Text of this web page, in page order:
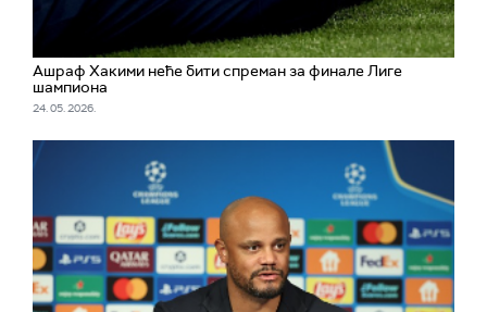
Ашраф Хакими неће бити спреман за финале Лиге
шампиона
24. 05. 2026.